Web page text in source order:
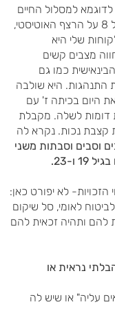
לדוגמא למסלול החיים
של ילדה שאובחנה בגיל 8 על הרצף האוטיסטי,
שלי היא
מצבים קשים
כמו גם
התנהגות. היא שולבה
היום בכיתה ז' עם
דומות לשלה. מקבלת
קצבת נכות. נקרא לה
וסבים וסבתות משני
ו-23.
הזכויות- לא יפורט כאן:
לאומי, סל שיקום
להם ותהיה זכאית להם
נראית או
עליה" או שיש לה